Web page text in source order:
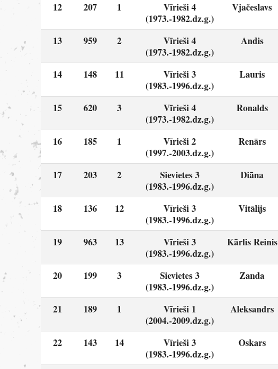
12 207 1
Vīrieši 4
(1973.-1982.dz.g.)
Vjačeslavs
13 959 2
Vīrieši 4
(1973.-1982.dz.g.)
Andis
14
148 11
Vīrieši 3
(1983.-1996.dz.g.)
Lauris
15 620 3
Vīrieši 4
(1973.-1982.dz.g.)
Ronalds
16 185 1
Vīrieši 2
(1997.-2003.dz.g.)
Renārs
17
203 2
Sievietes 3
(1983.-1996.dz.g.)
Diāna
18
136 12
Vīrieši 3
(1983.-1996.dz.g.)
Vitālijs
19 963 13
Vīrieši 3
(1983.-1996.dz.g.)
Kārlis Reinis
20 199 3
Sievietes 3
(1983.-1996.dz.g.)
Zanda
21 189 1
Vīrieši 1
(2004.-2009.dz.g.)
Aleksandrs
22 143 14
Vīrieši 3
(1983.-1996.dz.g.)
Oskars